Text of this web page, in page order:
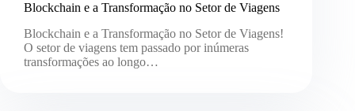
Blockchain e a Transformação no Setor de Viagens
Blockchain e a Transformação no Setor de Viagens!
O setor de viagens tem passado por inúmeras
transformações ao longo…